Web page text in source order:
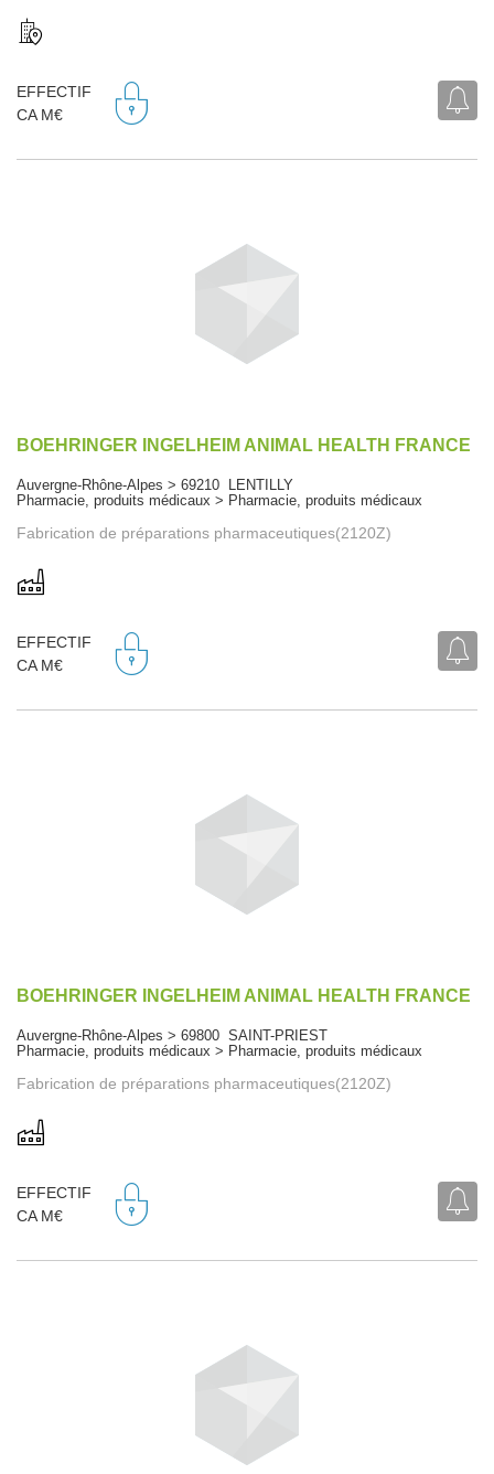
EFFECTIF
CA M€
BOEHRINGER INGELHEIM ANIMAL HEALTH FRANCE
Auvergne-Rhône-Alpes > 69210 LENTILLY
Pharmacie, produits médicaux > Pharmacie, produits médicaux
Fabrication de préparations pharmaceutiques(2120Z)
EFFECTIF
CA M€
BOEHRINGER INGELHEIM ANIMAL HEALTH FRANCE
Auvergne-Rhône-Alpes > 69800 SAINT-PRIEST
Pharmacie, produits médicaux > Pharmacie, produits médicaux
Fabrication de préparations pharmaceutiques(2120Z)
EFFECTIF
CA M€